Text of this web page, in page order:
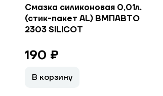
Смазка силиконовая 0,01л.
(стик-пакет AL) ВМПАВТО
2303 SILICOT
190 ₽
В корзину